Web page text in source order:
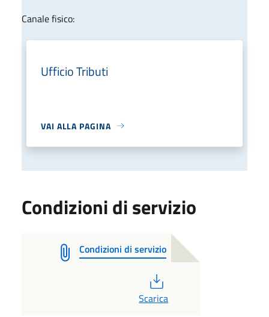
Canale fisico:
Ufficio Tributi
VAI ALLA PAGINA
Condizioni di servizio
Condizioni di servizio
Scarica